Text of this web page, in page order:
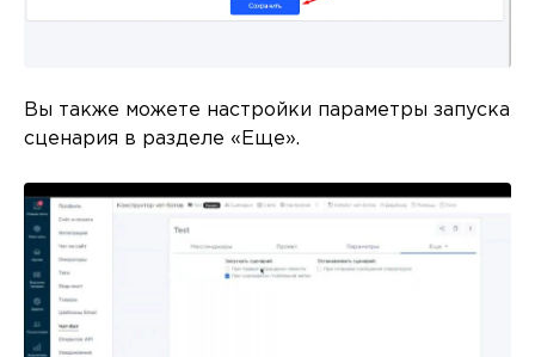
Вы также можете настройки параметры запуска
сценария в разделе «Еще».